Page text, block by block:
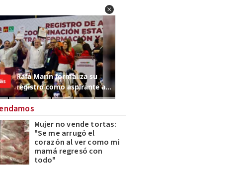
Mujer no vende tortas:
"Se me arrugó el
corazón al ver como mi
mamá regresó con
todo"